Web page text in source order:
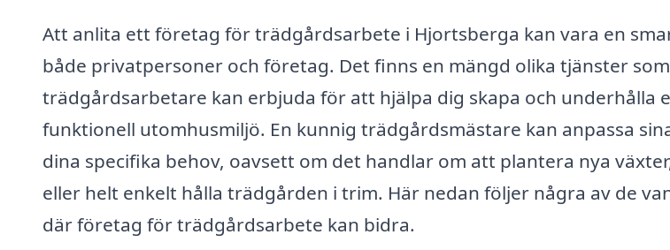
Att anlita ett företag för trädgårdsarbete i Hjortsberga kan vara en
både privatpersoner och företag. Det finns en mängd olika tjänster
trädgårdsarbetare kan erbjuda för att hjälpa dig skapa och underhålla
funktionell utomhusmiljö. En kunnig trädgårdsmästare kan anpassa
dina specifika behov, oavsett om det handlar om att plantera nya
eller helt enkelt hålla trädgården i trim. Här nedan följer några av de
där företag för trädgårdsarbete kan bidra.